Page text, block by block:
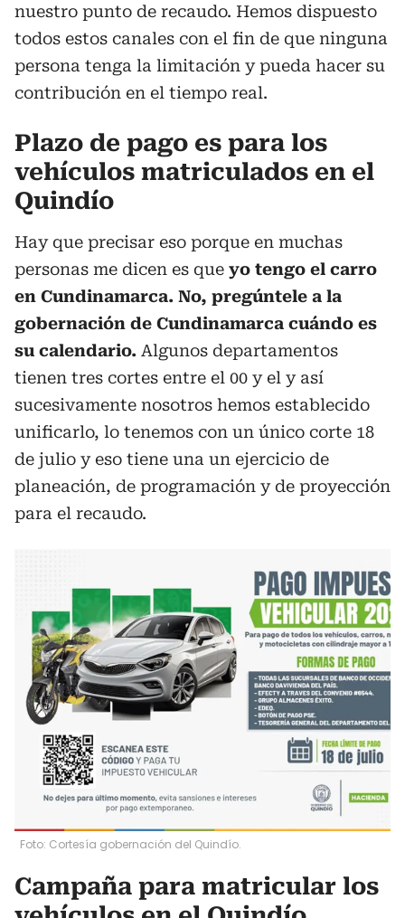
nuestro punto de recaudo. Hemos dispuesto
todos estos canales con el fin de que ninguna
persona tenga la limitación y pueda hacer su
contribución en el tiempo real.
Plazo de pago es para los
vehículos matriculados en el
Quindío
Hay que precisar eso porque en muchas
personas me dicen es que yo tengo el carro
en Cundinamarca. No, pregúntele a la
gobernación de Cundinamarca cuándo es
su calendario. Algunos departamentos
tienen tres cortes entre el 00 y el y así
sucesivamente nosotros hemos establecido
unificarlo, lo tenemos con un único corte 18
de julio y eso tiene una un ejercicio de
planeación, de programación y de proyección
para el recaudo.
Foto: Cortesía gobernación del Quindío.
Campaña para matricular los